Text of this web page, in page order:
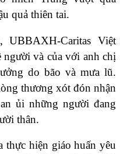
quả thiên tai.
UBBAXH-Caritas Việt
người và của với anh chị
do bão và mưa lũ.
thương xót đón nhận
ủi những người đang
thân.
thực hiện giáo huấn yêu